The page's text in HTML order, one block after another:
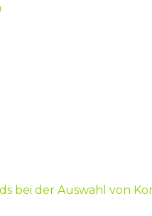
bei der Auswahl von